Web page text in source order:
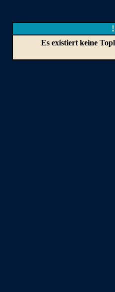
Es existiert keine